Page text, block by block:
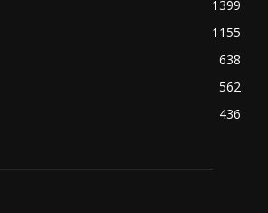
1399
1155
638
562
436